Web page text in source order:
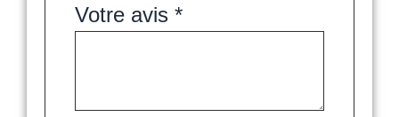
Votre avis*